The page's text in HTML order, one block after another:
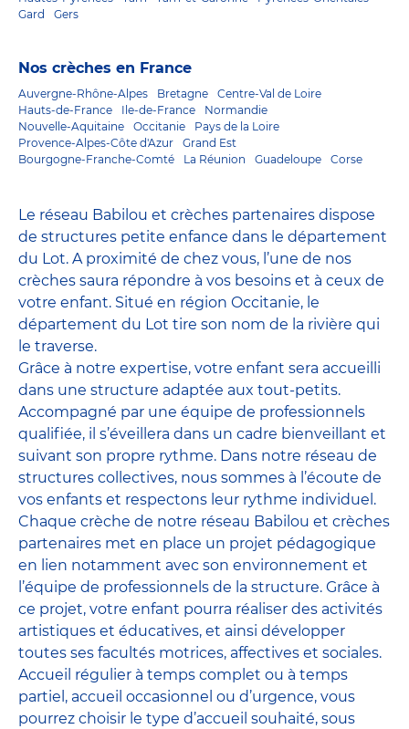
Gard
Gers
Nos crèches en France
Auvergne-Rhône-Alpes Bretagne
Centre-Val de Loire
Hauts-de-France
Ile-de-France
Normandie
Nouvelle-Aquitaine
Occitanie
Pays de la Loire
Provence-Alpes-Côte d'Azur
Grand Est
Bourgogne-Franche-Comté
La Réunion Guadeloupe Corse
Le réseau Babilou et crèches partenaires dispose
de structures petite enfance dans le département
du Lot. A proximité de chez vous, l’une de nos
crèches saura répondre à vos besoins et à ceux de
votre enfant. Situé en région Occitanie, le
département du Lot tire son nom de la rivière qui
le traverse.
Grâce à notre expertise, votre enfant sera accueilli
dans une structure adaptée aux tout-petits.
Accompagné par une équipe de professionnels
qualifiée, il s’éveillera dans un cadre bienveillant et
suivant son propre rythme. Dans notre réseau de
structures collectives, nous sommes à l’écoute de
vos enfants et respectons leur rythme individuel.
Chaque crèche de notre réseau Babilou et crèches
partenaires met en place un projet pédagogique
en lien notamment avec son environnement et
l’équipe de professionnels de la structure. Grâce à
ce projet, votre enfant pourra réaliser des activités
artistiques et éducatives, et ainsi développer
toutes ses facultés motrices, affectives et sociales.
Accueil régulier à temps complet ou à temps
partiel, accueil occasionnel ou d’urgence, vous
pourrez choisir le type d’accueil souhaité, sous